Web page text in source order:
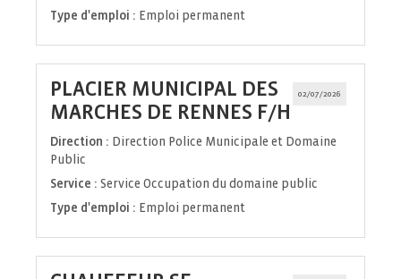
Type d'emploi : Emploi permanent
02/07/2026
PLACIER MUNICIPAL DES
MARCHES DE RENNES F/H
fenêtre)
Direction : Direction Police Municipale et Domaine
Public
Service : Service Occupation du domaine public
Type d'emploi : Emploi permanent